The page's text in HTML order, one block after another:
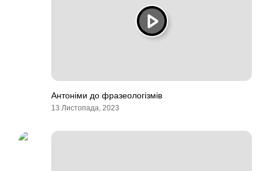
Антоніми до фразеологізмів
13 Листопада, 2023